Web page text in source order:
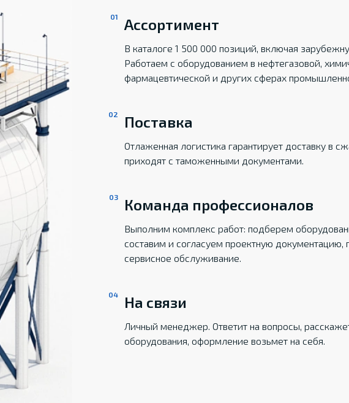
Ассортимент
В каталоге 1 500 000 позиций, включая
Работаем с оборудованием в нефтегазовой,
фармацевтической и других сферах
Поставка
Отлаженная логистика гарантирует доставку в
приходят с таможенными документами.
Команда профессионалов
Выполним комплекс работ: подберем
составим и согласуем проектную
сервисное обслуживание.
На связи
Личный менеджер. Ответит на вопросы,
оборудования, оформление возьмет на себя.